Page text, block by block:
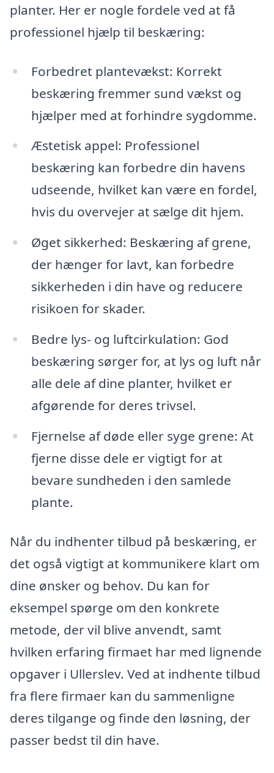
planter. Her er nogle fordele ved at få
professionel hjælp til beskæring:
Forbedret plantevækst: Korrekt
beskæring fremmer sund vækst og
hjælper med at forhindre sygdomme.
Æstetisk appel: Professionel
beskæring kan forbedre din havens
udseende, hvilket kan være en fordel,
hvis du overvejer at sælge dit hjem.
Øget sikkerhed: Beskæring af grene,
der hænger for lavt, kan forbedre
sikkerheden i din have og reducere
risikoen for skader.
Bedre lys- og luftcirkulation: God
beskæring sørger for, at lys og luft når
alle dele af dine planter, hvilket er
afgørende for deres trivsel.
Fjernelse af døde eller syge grene: At
fjerne disse dele er vigtigt for at
bevare sundheden i den samlede
plante.
Når du indhenter tilbud på beskæring, er
det også vigtigt at kommunikere klart om
dine ønsker og behov. Du kan for
eksempel spørge om den konkrete
metode, der vil blive anvendt, samt
hvilken erfaring firmaet har med lignende
opgaver i Ullerslev. Ved at indhente tilbud
fra flere firmaer kan du sammenligne
deres tilgange og finde den løsning, der
passer bedst til din have.